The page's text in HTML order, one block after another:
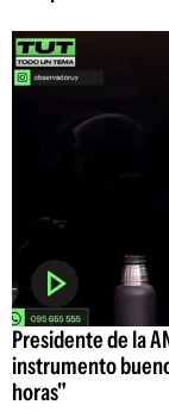
Presidente de la
instrumento
horas"